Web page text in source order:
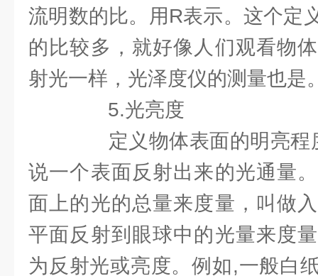
流明数的比。用R表示。这个定
的比较多，就好像人们观看物
射光一样，光泽度仪的测量也是
5.光亮度
定义物体表面的明亮程
说一个表面反射出来的光通量
面上的光的总量来度量，叫做
平面反射到眼球中的光量来度
为反射光或亮度。例如,一般白